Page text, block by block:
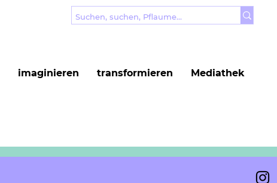
imaginieren transformieren Mediathek